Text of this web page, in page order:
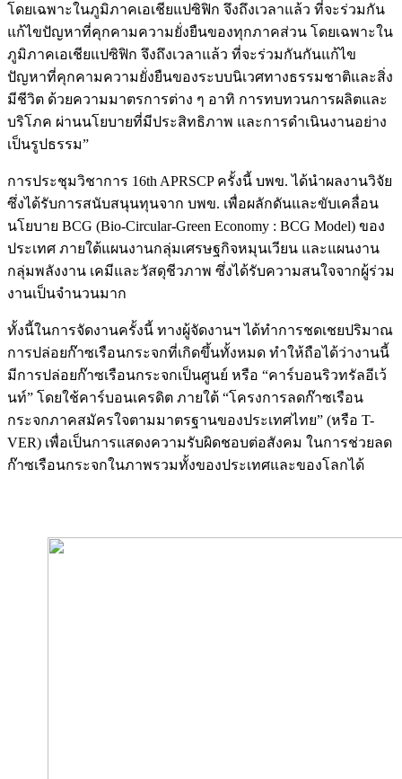
โดยเฉพาะในภูมิภาคเอเชียแปซิฟิก จึงถึงเวลาแล้ว ที่จะร่วมกัน
แก้ไขปัญหาที่คุกคามความยั่งยืนของทุกภาคส่วน โดยเฉพาะใน
ภูมิภาคเอเชียแปซิฟิก จึงถึงเวลาแล้ว ที่จะร่วมกันกันแก้ไข
ปัญหาที่คุกคามความยั่งยืนของระบบนิเวศทางธรรมชาติและสิ่ง
มีชีวิต ด้วยความมาตรการต่าง ๆ อาทิ การทบทวนการผลิตและ
บริโภค ผ่านนโยบายที่มีประสิทธิภาพ และการดำเนินงานอย่าง
เป็นรูปธรรม”
การประชุมวิชาการ 16th APRSCP ครั้งนี้ บพข. ได้นำผลงานวิจัย
ซึ่งได้รับการสนับสนุนทุนจาก บพข. เพื่อผลักดันและขับเคลื่อน
นโยบาย BCG (Bio-Circular-Green Economy : BCG Model) ของ
ประเทศ ภายใต้แผนงานกลุ่มเศรษฐกิจหมุนเวียน และแผนงาน
กลุ่มพลังงาน เคมีและวัสดุชีวภาพ ซึ่งได้รับความสนใจจากผู้ร่วม
งานเป็นจำนวนมาก
ทั้งนี้ในการจัดงานครั้งนี้ ทางผู้จัดงานฯ ได้ทำการชดเชยปริมาณ
การปล่อยก๊าซเรือนกระจกที่เกิดขึ้นทั้งหมด ทำให้ถือได้ว่างานนี้
มีการปล่อยก๊าซเรือนกระจกเป็นศูนย์ หรือ “คาร์บอนริวทรัลอีเว้
นท์” โดยใช้คาร์บอนเครดิต ภายใต้ “โครงการลดก๊าซเรือน
กระจกภาคสมัครใจตามมาตรฐานของประเทศไทย” (หรือ T-
VER) เพื่อเป็นการแสดงความรับผิดชอบต่อสังคม ในการช่วยลด
ก๊าซเรือนกระจกในภาพรวมทั้งของประเทศและของโลกได้